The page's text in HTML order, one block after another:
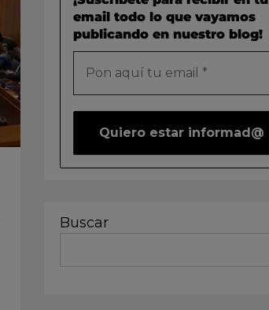
email todo lo que vayamos
publicando en nuestro blog!
Buscar